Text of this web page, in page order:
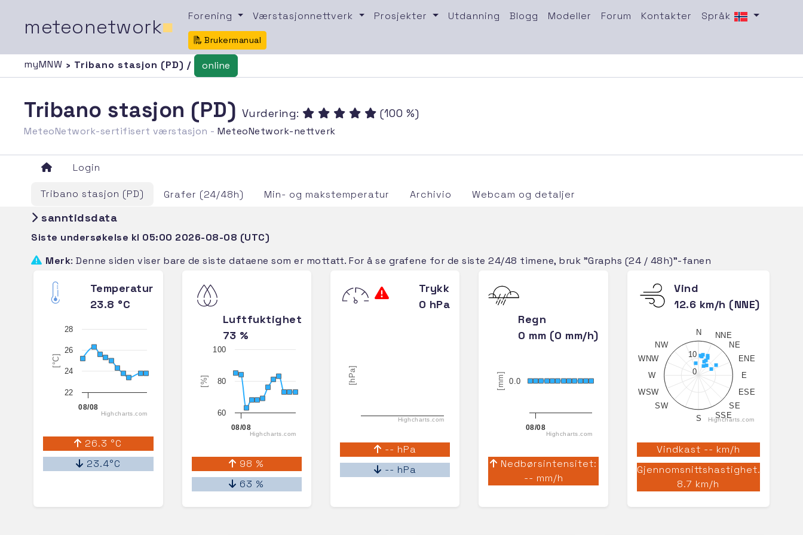
meteonetwork■ Forening Værstasjonnettverk Prosjekter Utdanning Blogg Modeller Forum Kontakter Språk
Brukermanual
myMNW › Tribano stasjon (PD) / online
Tribano stasjon (PD) Vurdering: (100 %)
MeteoNetwork-sertifisert værstasjon -MeteoNetwork-nettverk
Login
Tribano stasjon (PD) Grafer (24/48h) Min- og makstemperatur Archivio Webcam og detaljer
sanntidsdata
Siste undersøkelse kl 05:00 2026-08-08 (UTC)
Merk: Denne siden viser bare de siste dataene som er mottatt. For å se grafene for de siste 24/48 timene, bruk "Graphs (24 / 48h)"-fanen
Temperatur
23.8 °C
[°C]
08/08
22
24
26
28
Highcharts.com
26.3 °C
23.4°C
Luftfuktighet
73 %
[%]
08/08
60
80
100
Highcharts.com
98 %
63 %
Trykk
0 hPa
[hPa]
Highcharts.com
-- hPa
-- hPa
Regn
0 mm (0 mm/h)
[mm]
08/08
0.0
Highcharts.com
Nedbørsintensitet:
-- mm/h
Vind
12.6 km/h (NNE)
N
NNE
NE
ENE
E
ESE
SE
SSE
S
SW
WSW
W
WNW
NW
0
10
Highcharts.com
Vindkast -- km/h
Gjennomsnittshastighet.
8.7 km/h